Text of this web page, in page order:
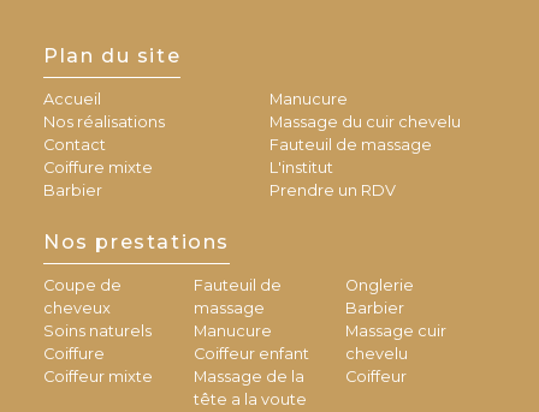
Plan du site
Accueil
Nos réalisations
Contact
Coiffure mixte
Barbier
Manucure
Massage du cuir chevelu
Fauteuil de massage
L'institut
Prendre un RDV
Nos prestations
Coupe de
cheveux
Soins naturels
Coiffure
Coiffeur mixte
Fauteuil de
massage
Manucure
Coiffeur enfant
Massage de la
tête a la voute
Onglerie
Barbier
Massage cuir
chevelu
Coiffeur